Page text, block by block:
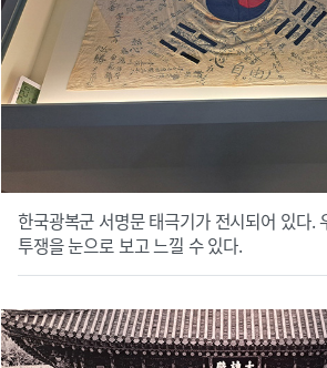
한국광복군 서명문 태극기가 전시되어 있다.
투쟁을 눈으로 보고 느낄 수 있다.